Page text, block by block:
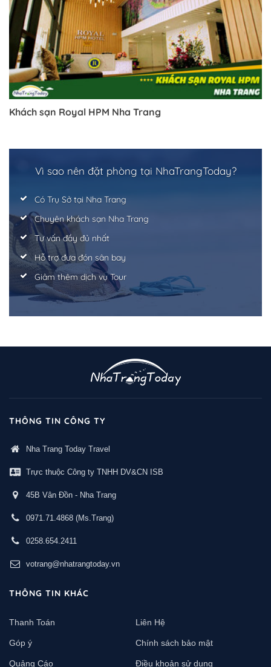
Khách sạn Royal HPM Nha Trang
Vì sao nên đặt phòng tại NhaTrangToday?
Có Trụ Sở tại Nha Trang
Chuyên khách sạn Nha Trang
Tư vấn đầy đủ nhất
Hỗ trợ đưa đón sân bay
Giảm thêm dịch vụ Tour
THÔNG TIN CÔNG TY
Nha Trang Today Travel
Trực thuộc Công ty TNHH DV&CN ISB
45B Vân Đồn - Nha Trang
0971.71.4868 (Ms.Trang)
0258.654.2411
votrang@nhatrangtoday.vn
THÔNG TIN KHÁC
Thanh Toán Liên Hệ
Góp ý Chính sách bảo mật
Quảng Cáo Điều khoản sử dụng